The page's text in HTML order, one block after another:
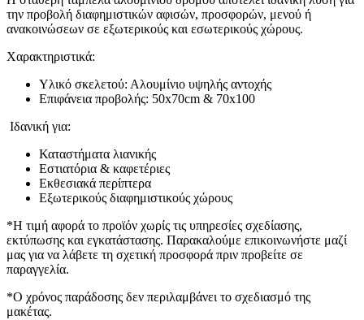
την προβολή διαφημιστικών αφισών, προσφορών, μενού ή
ανακοινώσεων σε εξωτερικούς και εσωτερικούς χώρους.
Χαρακτηριστικά:
Υλικό σκελετού: Αλουμίνιο υψηλής αντοχής
Επιφάνεια προβολής: 50x70cm & 70x100
Ιδανική για:
Καταστήματα λιανικής
Εστιατόρια & καφετέριες
Εκθεσιακά περίπτερα
Εξωτερικούς διαφημιστικούς χώρους
*Η τιμή αφορά το προϊόν χωρίς τις υπηρεσίες σχεδίασης,
εκτύπωσης και εγκατάστασης. Παρακαλούμε επικοινωνήστε μαζί
μας για να λάβετε τη σχετική προσφορά πριν προβείτε σε
παραγγελία.
*Ο χρόνος παράδοσης δεν περιλαμβάνει το σχεδιασμό της
μακέτας.